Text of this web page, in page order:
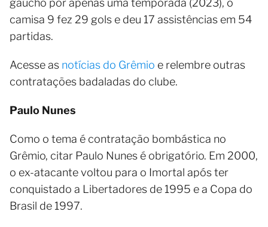
camisa 9 fez 29 gols e deu 17 assistências em 54
partidas.
Acesse as notícias do Grêmio e relembre outras
contratações badaladas do clube.
Paulo Nunes
Como o tema é contratação bombástica no
Grêmio, citar Paulo Nunes é obrigatório. Em 2000,
o ex-atacante voltou para o Imortal após ter
conquistado a Libertadores de 1995 e a Copa do
Brasil de 1997.